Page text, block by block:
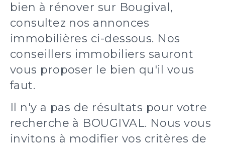
bien à rénover sur Bougival,
consultez nos annonces
immobilières ci-dessous. Nos
conseillers immobiliers sauront
vous proposer le bien qu'il vous
faut.
Il n'y a pas de résultats pour votre
recherche à BOUGIVAL. Nous vous
invitons à modifier vos critères de